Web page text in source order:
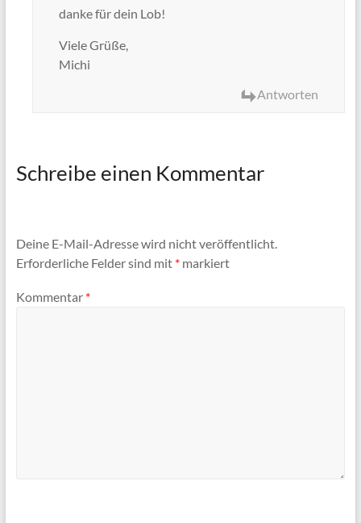
danke für dein Lob!
Viele Grüße,
Michi
Antworten
Schreibe einen Kommentar
Deine E-Mail-Adresse wird nicht veröffentlicht.
Erforderliche Felder sind mit *markiert
Kommentar *